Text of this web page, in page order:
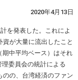
2020年4月13日
を発表した。これによ
が大量に流出したこと
中平均ベース）はそれ
委員会の統計による
のの、台湾経済のファン